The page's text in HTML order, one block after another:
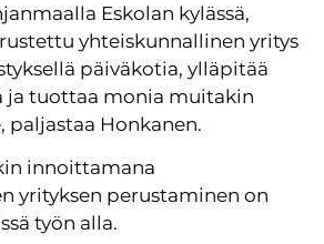
Eskolan kylässä,
yhteiskunnallinen yritys
päiväkotia, ylläpitää
ja tuottaa monia muitakin
paljastaa Honkanen.
innoittamana
yrityksen perustaminen on
työn alla.